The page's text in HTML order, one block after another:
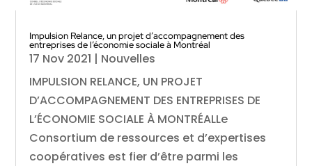
Impulsion Relance, un projet d’accompagnement des
entreprises de l’économie sociale à Montréal
17 Nov 2021 | Nouvelles
IMPULSION RELANCE, UN PROJET
D’ACCOMPAGNEMENT DES ENTREPRISES DE
L’ÉCONOMIE SOCIALE À MONTRÉALLe
Consortium de ressources et d’expertises
coopératives est fier d’être parmi les